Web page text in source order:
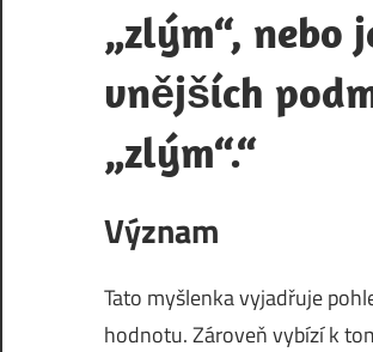
„zlým“, nebo
vnějších
„zlým“.“
Význam
Tato myšlenka vyjadřuje
hodnotu. Zároveň vybízí k